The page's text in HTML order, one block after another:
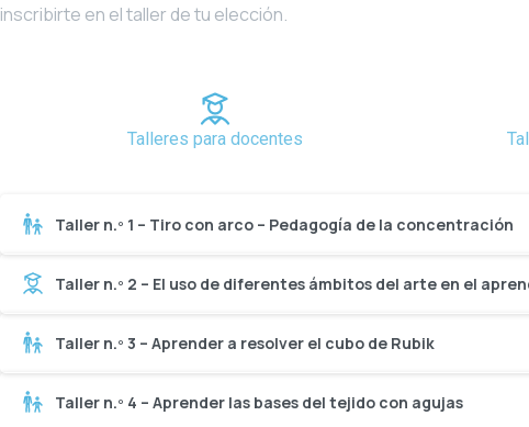
inscribirte en el taller de tu elección.
Talleres para docentes
Taller n.º 1 – Tiro con arco – Pedagogía de la concentración
Taller n.º 2 – El uso de diferentes ámbitos del arte en el
Taller n.º 3 – Aprender a resolver el cubo de Rubik
Taller n.º 4 – Aprender las bases del tejido con agujas